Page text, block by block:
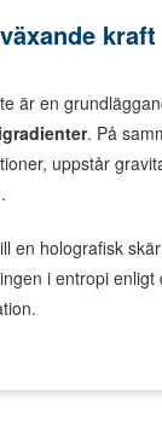
kraft
är en
. På
uppstår
.
en holografisk
i entropi enligt